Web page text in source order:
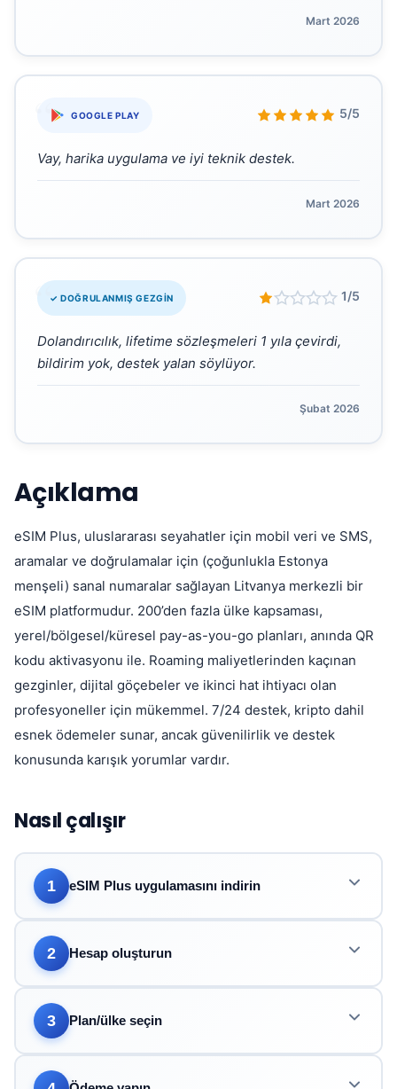
Mart 2026
GOOGLE PLAY 5/5
“
Vay, harika uygulama ve iyi teknik destek.
Mart 2026
✓ DOĞRULANMIŞ GEZGIN 1/5
“
Dolandırıcılık, lifetime sözleşmeleri 1 yıla çevirdi,
bildirim yok, destek yalan söylüyor.
Şubat 2026
Açıklama
eSIM Plus, uluslararası seyahatler için mobil veri ve SMS,
aramalar ve doğrulamalar için (çoğunlukla Estonya
menşeli) sanal numaralar sağlayan Litvanya merkezli bir
eSIM platformudur. 200’den fazla ülke kapsaması,
yerel/bölgesel/küresel pay-as-you-go planları, anında QR
kodu aktivasyonu ile. Roaming maliyetlerinden kaçınan
gezginler, dijital göçebeler ve ikinci hat ihtiyacı olan
profesyoneller için mükemmel. 7/24 destek, kripto dahil
esnek ödemeler sunar, ancak güvenilirlik ve destek
konusunda karışık yorumlar vardır.
Nasıl çalışır
1 eSIM Plus uygulamasını indirin
2 Hesap oluşturun
3 Plan/ülke seçin